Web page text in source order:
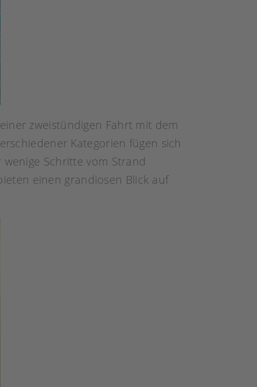
zweistündigen Fahrt mit dem
Kategorien fügen sich
Schritte vom Strand
einen grandiosen Blick auf